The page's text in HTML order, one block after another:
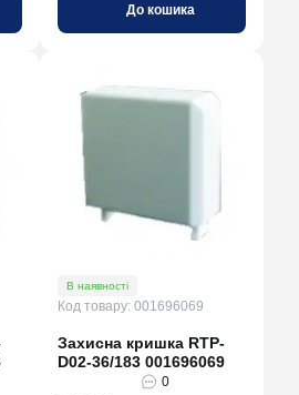
До кошика
В наявності
Код товару: 001696069
Захисна кришка RTP-
D02-36/183 001696069
0